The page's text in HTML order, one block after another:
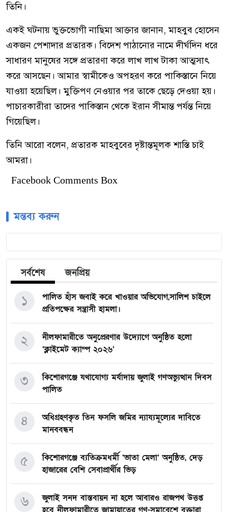
তিনি।
একই ঘটনায় ভুক্তভোগী নাছিমা আক্তার জানান, মাহবুব হোসেন
একজন পেশাদার প্রতারক। বিদেশ পাঠানোর নামে দীর্ঘদিন ধরে
সাধারণ মানুষের সঙ্গে প্রতারণা করে লাখ লাখ টাকা আত্মসাৎ
করে আসছেন। আমার স্বামীকেও অপহরণ করে পাকিস্তানে নিয়ে
যাওয়া হয়েছিল। মুক্তিপণ নেওয়ার পর তাকে ছেড়ে দেওয়া হয়।
পাচারকারীরা তাদের পাকিস্তান থেকে ইরান সীমান্ত পর্যন্ত নিয়ে
গিয়েছিল।
তিনি আরো বলেন, প্রতারক মাহবুবের দৃষ্টান্তমূলক শাস্তি চাই
আমরা।
Facebook Comments Box
মন্তব্য করুন
সর্বশেষ জনপ্রিয়
পালিত হাঁস জবাই করে খাওয়ার অভিযোগ,সালিশ চাইলে
প্রতিপক্ষের সন্ত্রাসী হামলা।
১
নীলফামারীতে অনুপ্রেরণার উদ্যোগে অনুষ্ঠিত হলো
‘ক্লাইমেট ক্যাম্প ২০২৬’
২
কিশোরগঞ্জে যথাযোগ্য মর্যাদায় জুলাই গণঅভ্যুত্থান দিবস
পালিত
৩
অধিগ্রহণকৃত তিন ফসলি জমির ন্যায্যমূল্যের দাবিতে
মানববন্ধন
৪
কিশোরগঞ্জে ব্যতিক্রমধর্মী ‘ভাতা মেলা’ অনুষ্ঠিত, দেড়
হাজারের বেশি সেবাপ্রার্থীর ভিড়
৫
জুলাই সনদ বাস্তবায়ন না হলে আবারও রাজপথ উত্তপ্ত
৬